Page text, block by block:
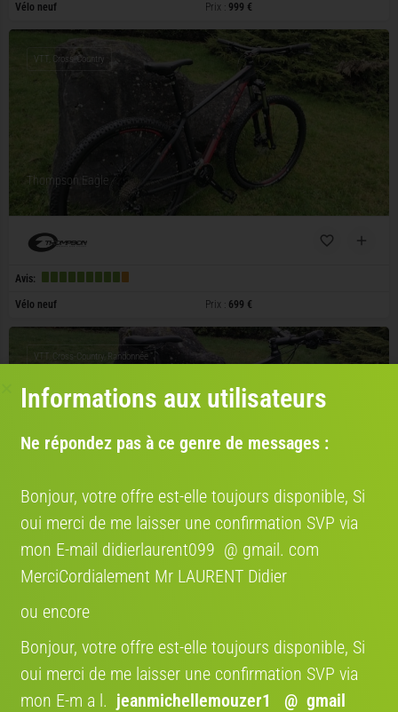
Vélo neuf Prix : 999 €
Thompson Eagle
VTT, Cross-Country
Avis:
Vélo neuf Prix : 699 €
VTT, Cross-Country, Randonnée
Avis:
Gravel
Informations aux utilisateurs
Ne répondez pas à ce genre de messages :
Bonjour, votre offre est-elle toujours disponible, Si
oui merci de me laisser une confirmation SVP via
mon E-mail didierlaurent099 @ gmail. com
MerciCordialement Mr LAURENT Didier
ou encore
Bonjour, votre offre est-elle toujours disponible, Si
oui merci de me laisser une confirmation SVP via
mon E-m a l. jeanmichellemouzer1 @ gmail